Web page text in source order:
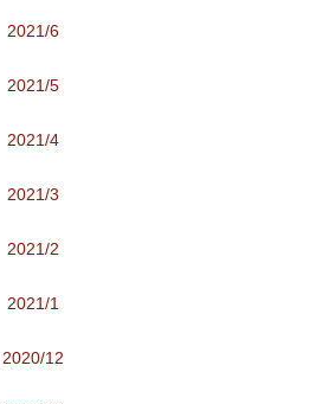
2021/6
2021/5
2021/4
2021/3
2021/2
2021/1
2020/12